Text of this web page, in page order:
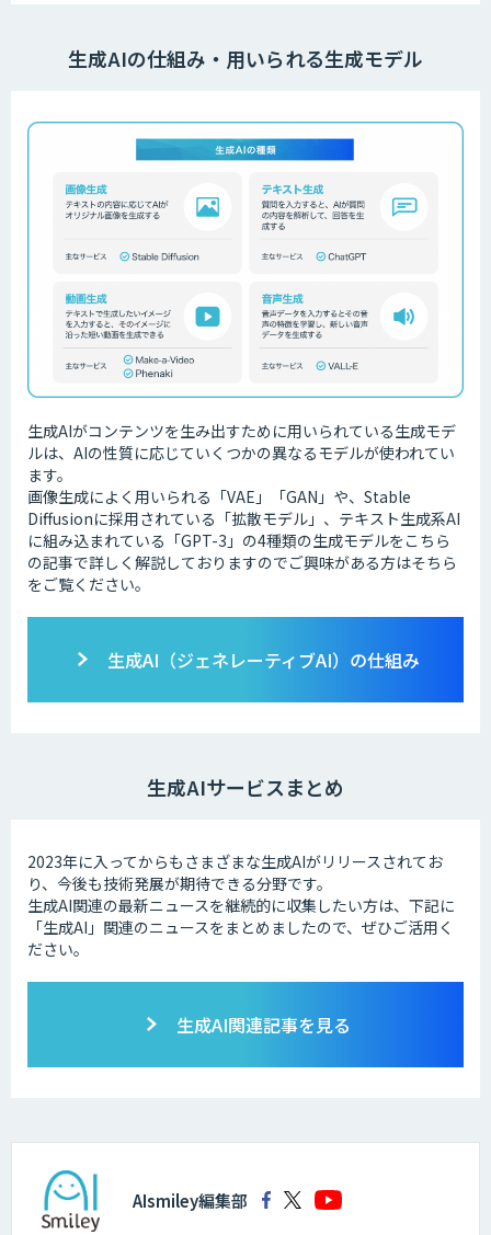
生成AIの仕組み・用いられる生成モデル
生成AIがコンテンツを生み出すために用いられている生成モデ
ルは、AIの性質に応じていくつかの異なるモデルが使われてい
ます。
画像生成によく用いられる「VAE」「GAN」や、Stable
Diffusionに採用されている「拡散モデル」、テキスト生成系AI
に組み込まれている「GPT-3」の4種類の生成モデルをこちら
の記事で詳しく解説しておりますのでご興味がある方はそちら
をご覧ください。
生成AI（ジェネレーティブAI）の仕組み
生成AIサービスまとめ
2023年に入ってからもさまざまな生成AIがリリースされてお
り、今後も技術発展が期待できる分野です。
生成AI関連の最新ニュースを継続的に収集したい方は、下記に
「生成AI」関連のニュースをまとめましたので、ぜひご活用く
ださい。
生成AI関連記事を見る
AIsmiley編集部